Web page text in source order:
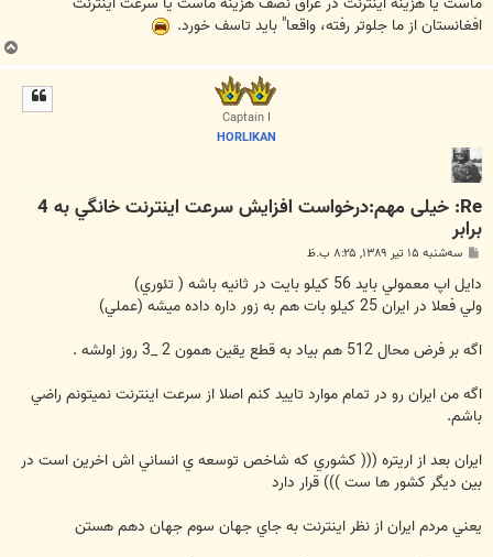
افغانستان از ما جلوتر رفته، واقعا" باید تاسف خورد.
Captain I
HORLIKAN
Re: خیلی مهم:درخواست افزايش سرعت اينترنت خانگي به 4
برابر
ت
سه‌شنبه ۱۵ تیر ۱۳۸۹, ۸:۲۵ ب.ظ
دايل اپ معمولي بايد 56 كيلو بايت در ثانيه باشه ( تئوري)
ولي فعلا در ايران 25 كيلو بات هم به زور داره داده ميشه (عملي)
اگه بر فرض محال 512 هم بياد به قطع يقين همون 2 _3 روز اولشه .
اگه من ايران رو در تمام موارد تاييد كنم اصلا از سرعت اينترنت نميتونم راضي
باشم.
ايران بعد از اريتره ((( كشوري كه شاخص توسعه ي انساني اش اخرين است در
بين ديگر كشور ها ست ))) قرار دارد
يعني مردم ايران از نظر اينترنت به جاي جهان سوم جهان دهم هستن